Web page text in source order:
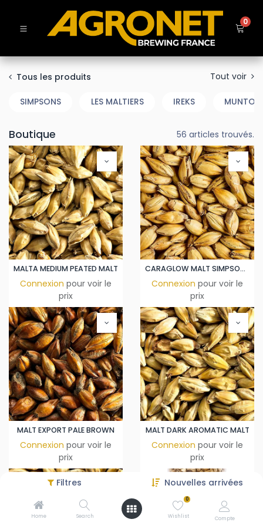
Filtres Nouvelles arrivées
Home Search
0
Wishlist Compte
0
Tous les produits Tout voir
SIMPSONS LES MALTIERS IREKS
Boutique 56 articles trouvés.
MALTA MEDIUM PEATED MALT
Connexion pour voir le
prix
CARAGLOW MALT SIMPSONS MALT
Connexion pour voir le
prix
MALT EXPORT PALE BROWN
Connexion pour voir le
prix
MALT DARK AROMATIC MALT
Connexion pour voir le
prix